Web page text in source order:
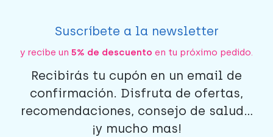
Suscríbete a la newsletter
y recibe un 5% de descuento en tu próximo pedido.
Recibirás tu cupón en un email de
confirmación. Disfruta de ofertas,
recomendaciones, consejo de salud...
¡y mucho mas!